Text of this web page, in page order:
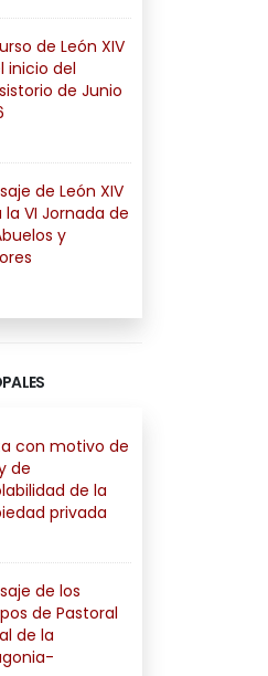
de León XIV
inicio del
de Junio
de León XIV
la VI Jornada de
y
con motivo de
de
de la
privada
de los
de Pastoral
de la